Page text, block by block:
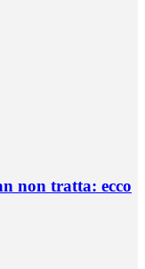
non tratta: ecco